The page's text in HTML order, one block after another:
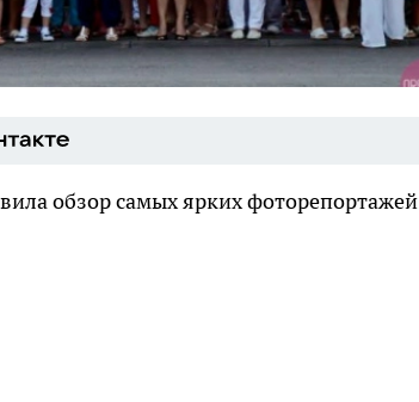
обзор самых ярких фоторепортажей